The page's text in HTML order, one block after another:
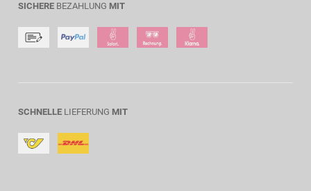
SICHERE BEZAHLUNG MIT
SCHNELLE LIEFERUNG MIT